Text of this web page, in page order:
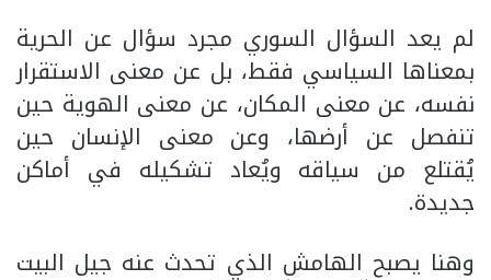
لم يعد السؤال السوري مجرد سؤال عن الحرية
بمعناها السياسي فقط، بل عن معنى الاستقرار
نفسه، عن معنى المكان، عن معنى الهوية حين
تنفصل عن أرضها، وعن معنى الإنسان حين
يُقتلع من سياقه ويُعاد تشكيله في أماكن
جديدة.
وهنا يصبح الهامش الذي تحدث عنه جيل البيت